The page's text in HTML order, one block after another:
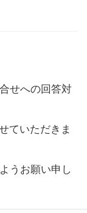
せへの回答対
ていただきま
うお願い申し